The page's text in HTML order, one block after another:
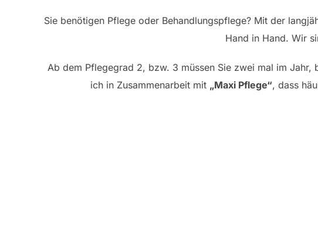
Sie benötigen Pflege oder Behandlungspflege? Mit der
Hand in Hand. Wir
Ab dem Pflegegrad 2, bzw. 3 müssen Sie zwei mal im
ich in Zusammenarbeit mit „Maxi Pflege“, dass